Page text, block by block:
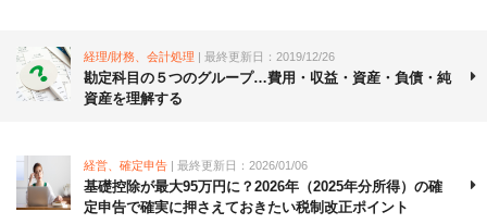
経理/財務、会計処理 | 最終更新日：2019/12/26
勘定科目の５つのグループ…費用・収益・資産・負債・純
資産を理解する
経営、確定申告 | 最終更新日：2026/01/06
基礎控除が最大95万円に？2026年（2025年分所得）の確
定申告で確実に押さえておきたい税制改正ポイント